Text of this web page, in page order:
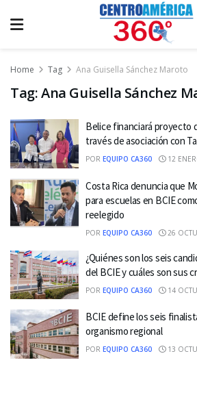
Home Tag Ana Guisella Sánchez Maroto
Tag:Ana Guisella Sánchez
Belice financiará proyecto
través de asociación con
POR EQUIPO CA360 12
Costa Rica denuncia que
para escuelas en BCIE
reelegido
POR EQUIPO CA360 26
¿Quiénes son los seis
del BCIE y cuáles son sus
POR EQUIPO CA360 14
BCIE define los seis
organismo regional
POR EQUIPO CA360 13